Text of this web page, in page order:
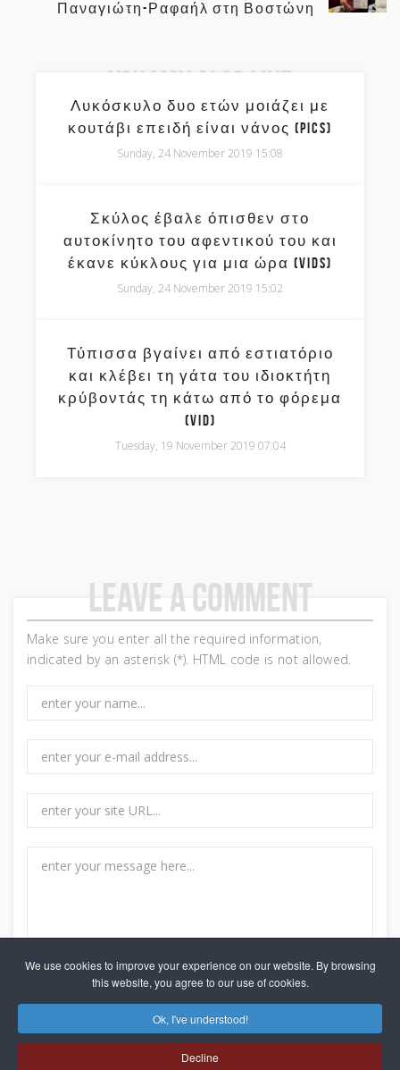
Παναγιώτη-Ραφαήλ στη Βοστώνη
You May Also Like
Λυκόσκυλο δυο ετών μοιάζει με
κουτάβι επειδή είναι νάνος (pics)
Sunday, 24 November 2019 15:08
Σκύλος έβαλε όπισθεν στο
αυτοκίνητο του αφεντικού του και
έκανε κύκλους για μια ώρα (vids)
Sunday, 24 November 2019 15:02
Τύπισσα βγαίνει από εστιατόριο
και κλέβει τη γάτα του ιδιοκτήτη
κρύβοντάς τη κάτω από το φόρεμα
(vid)
Tuesday, 19 November 2019 07:04
Leave a comment
Make sure you enter all the required information,
indicated by an asterisk (*). HTML code is not allowed.
We use cookies to improve your experience on our website. By browsing
this website, you agree to our use of cookies.
Ok, I've understood!
Decline